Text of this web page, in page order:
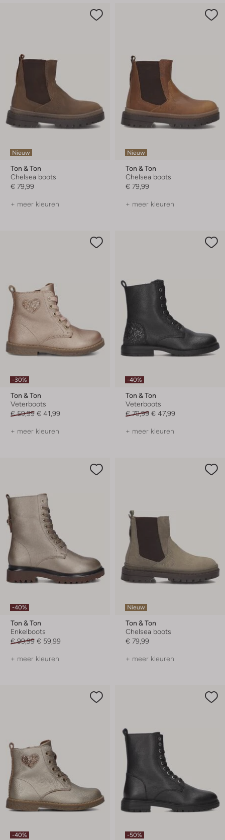
Nieuw
Ton & Ton
Chelsea boots
€ 79,99
+ meer kleuren
Nieuw
Ton & Ton
Chelsea boots
€ 79,99
+ meer kleuren
-30%
Ton & Ton
Veterboots
€ 59,99 € 41,99
+ meer kleuren
-40%
Ton & Ton
Veterboots
€ 79,99 € 47,99
+ meer kleuren
-40%
Ton & Ton
Enkelboots
€ 99,99 € 59,99
+ meer kleuren
Nieuw
Ton & Ton
Chelsea boots
€ 79,99
+ meer kleuren
-40% -50%